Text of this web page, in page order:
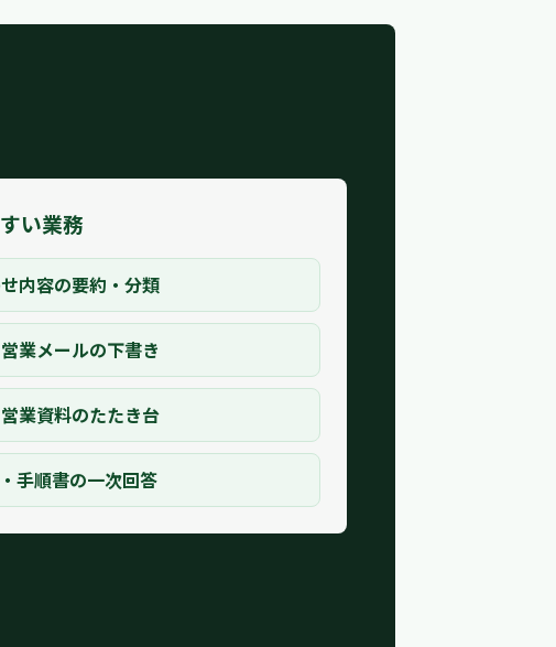
い業務
内容の要約・分類
業メールの下書き
業資料のたたき台
手順書の一次回答